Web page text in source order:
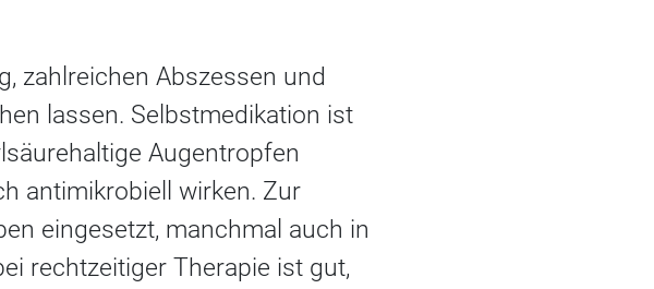
zahlreichen Abszessen und
lassen. Selbstmedikation ist
Augentropfen
antimikrobiell wirken. Zur
eingesetzt, manchmal auch in
rechtzeitiger Therapie ist gut,